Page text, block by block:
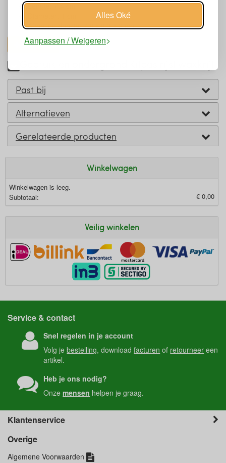
Alles Oké
Aanpassen / Weigeren
Lengte: 7,4 cm
Afmeting doosje: 7,8 x 8,3 x 2 cm
toon alles
Past bij
Alternatieven
Gerelateerde producten
Winkelwagen
Winkelwagen is leeg.
Subtotaal:
€ 0,00
Veilig winkelen
Service & contact
Snel regelen in je account
Volg jebestelling, downloadfacturen of retourneer een
artikel.
Heb je ons nodig?
Onzemensen helpen je graag.
Klantenservice
Overige
Algemene Voorwaarden